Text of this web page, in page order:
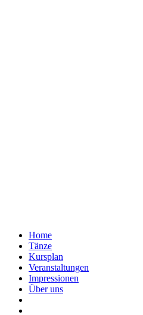
Home
Tänze
Kursplan
Veranstaltungen
Impressionen
Über uns